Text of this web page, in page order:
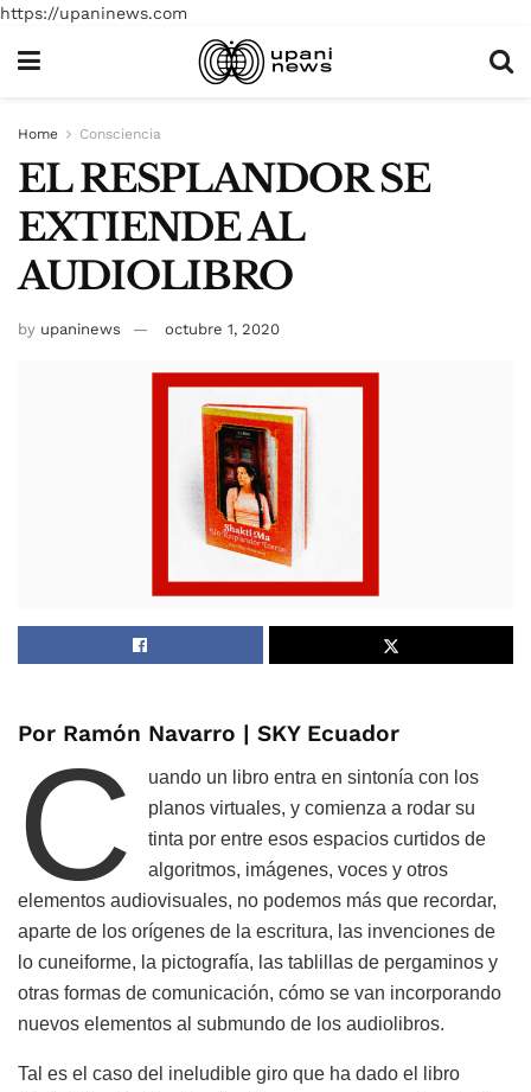
https://upaninews.com
Home Consciencia
EL RESPLANDOR SE
EXTIENDE AL
AUDIOLIBRO
by upaninews octubre 1, 2020
Por Ramón Navarro | SKY Ecuador
C
uando un libro entra en sintonía con los
planos virtuales, y comienza a rodar su
tinta por entre esos espacios curtidos de
algoritmos, imágenes, voces y otros
elementos audiovisuales, no podemos más que recordar,
aparte de los orígenes de la escritura, las invenciones de
lo cuneiforme, la pictografía, las tablillas de pergaminos y
otras formas de comunicación, cómo se van incorporando
nuevos elementos al submundo de los audiolibros.
Tal es el caso del ineludible giro que ha dado el libro